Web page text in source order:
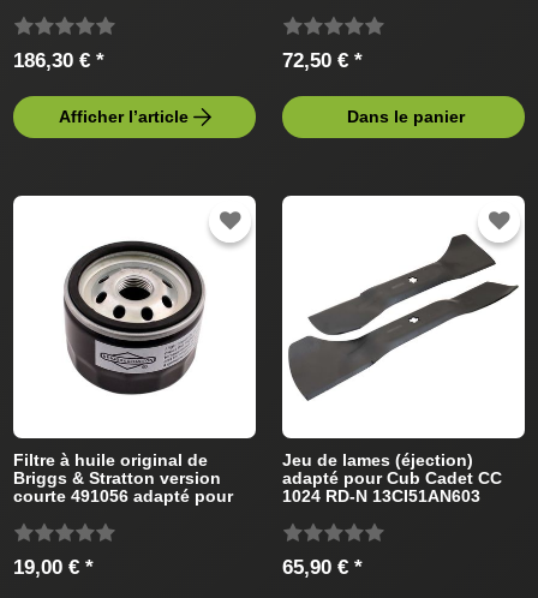
186,30 € *
Afficher l’article
de pelouse
72,50 € *
Dans le panier
Filtre à huile original de
Briggs & Stratton version
courte 491056 adapté pour
pelouse
19,00 € *
Jeu de lames (éjection)
adapté pour Cub Cadet CC
1024 RD-N 13CI51AN603
65,90 € *